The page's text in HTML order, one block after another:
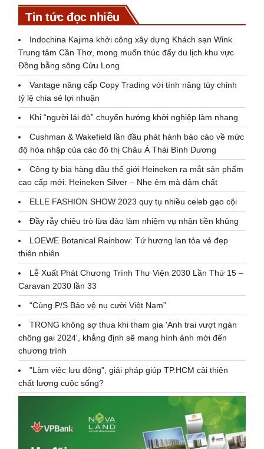
Tin tức đọc nhiều
Indochina Kajima khởi công xây dựng Khách sạn Wink
Trung tâm Cần Thơ, mong muốn thúc đẩy du lịch khu vực
Đồng bằng sông Cửu Long
Vantage nâng cấp Copy Trading với tính năng tùy chỉnh
tỷ lệ chia sẻ lợi nhuận
Khi “người lái đò” chuyển hướng khởi nghiệp làm nhang
Cushman & Wakefield lần đầu phát hành báo cáo về mức
độ hòa nhập của các đô thị Châu Á Thái Bình Dương
Công ty bia hàng đầu thế giới Heineken ra mắt sản phẩm
cao cấp mới: Heineken Silver – Nhẹ êm mà đậm chất
ELLE FASHION SHOW 2023 quy tụ nhiều celeb gạo cội
Đầy rẫy chiêu trò lừa đảo làm nhiệm vụ nhận tiền khủng
LOEWE Botanical Rainbow: Tứ hương lan tỏa vẻ đẹp
thiên nhiên
Lễ Xuất Phát Chương Trình Thư Viện 2030 Lần Thứ 15 –
Caravan 2030 lần 33
“Cùng P/S Bảo vệ nụ cười Việt Nam”
TRONG không sợ thua khi tham gia 'Anh trai vượt ngàn
chông gai 2024', khẳng định sẽ mang hình ảnh mới đến
chương trình
"Làm việc lưu động", giải pháp giúp TP.HCM cải thiện
chất lượng cuộc sống?